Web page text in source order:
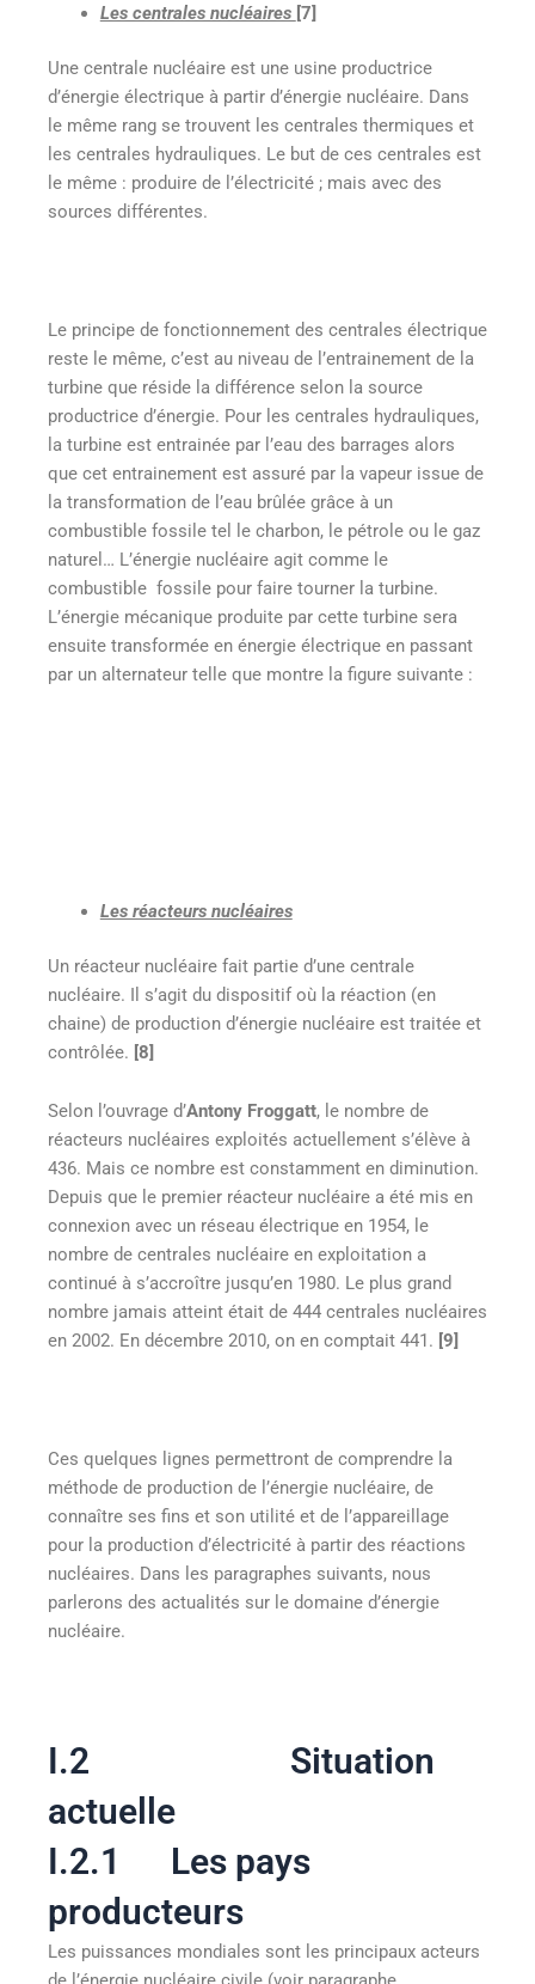
Les centrales nucléaires [7]
Une centrale nucléaire est une usine productrice
d’énergie électrique à partir d’énergie nucléaire. Dans
le même rang se trouvent les centrales thermiques et
les centrales hydrauliques. Le but de ces centrales est
le même : produire de l’électricité ; mais avec des
sources différentes.
Le principe de fonctionnement des centrales électrique
reste le même, c’est au niveau de l’entrainement de la
turbine que réside la différence selon la source
productrice d’énergie. Pour les centrales hydrauliques,
la turbine est entrainée par l’eau des barrages alors
que cet entrainement est assuré par la vapeur issue de
la transformation de l’eau brûlée grâce à un
combustible fossile tel le charbon, le pétrole ou le gaz
naturel… L’énergie nucléaire agit comme le
combustible fossile pour faire tourner la turbine.
L’énergie mécanique produite par cette turbine sera
ensuite transformée en énergie électrique en passant
par un alternateur telle que montre la figure suivante :
Les réacteurs nucléaires
Un réacteur nucléaire fait partie d’une centrale
nucléaire. Il s’agit du dispositif où la réaction (en
chaine) de production d’énergie nucléaire est traitée et
contrôlée. [8]
Selon l’ouvrage d’Antony Froggatt, le nombre de
réacteurs nucléaires exploités actuellement s’élève à
436. Mais ce nombre est constamment en diminution.
Depuis que le premier réacteur nucléaire a été mis en
connexion avec un réseau électrique en 1954, le
nombre de centrales nucléaire en exploitation a
continué à s’accroître jusqu’en 1980. Le plus grand
nombre jamais atteint était de 444 centrales nucléaires
en 2002. En décembre 2010, on en comptait 441. [9]
Ces quelques lignes permettront de comprendre la
méthode de production de l’énergie nucléaire, de
connaître ses fins et son utilité et de l’appareillage
pour la production d’électricité à partir des réactions
nucléaires. Dans les paragraphes suivants, nous
parlerons des actualités sur le domaine d’énergie
nucléaire.
I.2 Situation
actuelle
I.2.1 Les pays
producteurs
Les puissances mondiales sont les principaux acteurs